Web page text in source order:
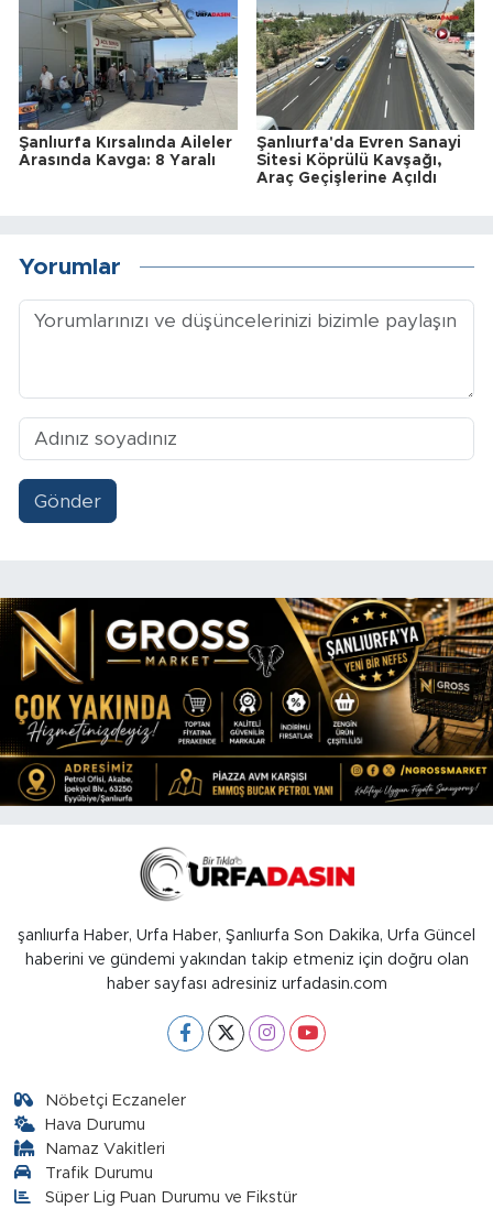
Şanlıurfa Kırsalında Aileler
Arasında Kavga: 8 Yaralı
Şanlıurfa'da Evren Sanayi
Sitesi Köprülü Kavşağı,
Araç Geçişlerine Açıldı
Yorumlar
Gönder
şanlıurfa Haber, Urfa Haber, Şanlıurfa Son Dakika, Urfa Güncel
haberini ve gündemi yakından takip etmeniz için doğru olan
haber sayfası adresiniz urfadasin.com
Nöbetçi Eczaneler
Hava Durumu
Namaz Vakitleri
Trafik Durumu
Süper Lig Puan Durumu ve Fikstür